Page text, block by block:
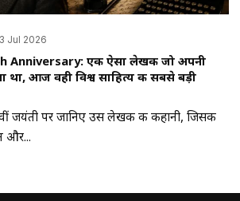
Jul 2026
Anniversary: एक ऐसा लेखक जो अपनी
था, आज वही विश्व साहित्य की सबसे बड़ी
जयंती पर जानिए उस लेखक की कहानी, जिसकी
और...